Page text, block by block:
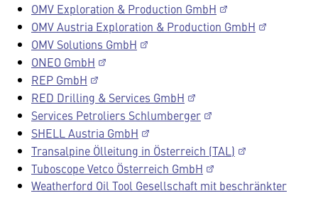
OMV Exploration & Production GmbH
OMV Austria Exploration & Production GmbH
OMV Solutions GmbH
ONEO GmbH
REP GmbH
RED Drilling & Services GmbH
Services Petroliers Schlumberger
SHELL Austria GmbH
Transalpine Ölleitung in Österreich (TAL)
Tuboscope Vetco Österreich GmbH
Weatherford Oil Tool Gesellschaft mit beschränkter